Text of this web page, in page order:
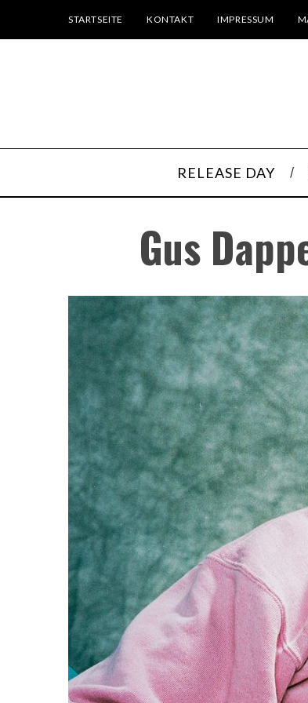
STARTSEITE KONTAKT IMPRESSUM
RELEASE DAY
Gus